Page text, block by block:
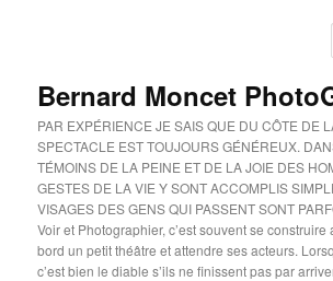
Bernard Moncet
PAR EXPÉRIENCE JE SAIS QUE DU CÔTE DE
SPECTACLE EST TOUJOURS GÉNÉREUX.
TÉMOINS DE LA PEINE ET DE LA JOIE DES
GESTES DE LA VIE Y SONT ACCOMPLIS
VISAGES DES GENS QUI PASSENT SONT
Voir et Photographier, c’est souvent se
bord un petit théâtre et attendre ses acteurs.
c’est bien le diable s’ils ne finissent pas par